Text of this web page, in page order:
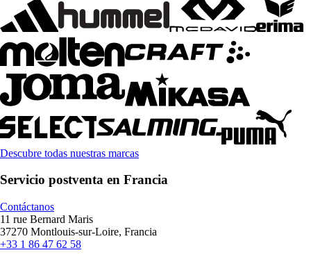
Descubre todas nuestras marcas
Servicio postventa en Francia
Contáctanos
11 rue Bernard Maris
37270 Montlouis-sur-Loire, Francia
+33 1 86 47 62 58